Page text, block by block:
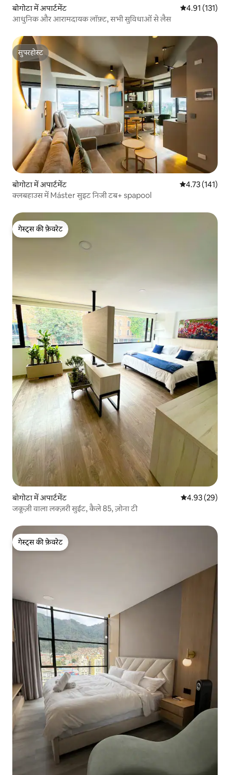
बोगोटा में अपार्टमेंट औसत रेटिंग 5 में से
4.91 (131)
आधुनिक और आरामदायक लॉफ़्ट, सभी सुविधाओं से लैस
सुपरहोस्ट
सुपरहोस्ट
बोगोटा में अपार्टमेंट औसत रेटिंग 5 में से
4.73 (141)
क्लबहाउस में Máster सुइट निजी टब+ spapool
गेस्ट्स की फ़ेवरेट
गेस्ट्स की फ़ेवरेट
बोगोटा में अपार्टमेंट औसत रेटिंग 5 में
4.93 (29)
जकूज़ी वाला लक्ज़री सुईट, कैले 85, ज़ोना टी
गेस्ट्स की फ़ेवरेट
गेस्ट्स की फ़ेवरेट